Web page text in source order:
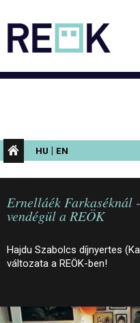
HU | EN
Ernelláék Farkaséknál
vendégül a REÖK
Hajdu Szabolcs díjnyertes
változata a REÖK-ben!